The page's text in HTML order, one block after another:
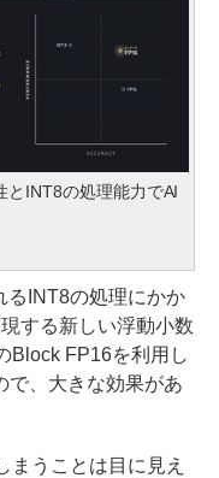
とINT8の処理能力でAI
INT8の処理にかか
する新しい浮動小数
Block FP16を利用し
で、大きな効果があ
うことは目に見え